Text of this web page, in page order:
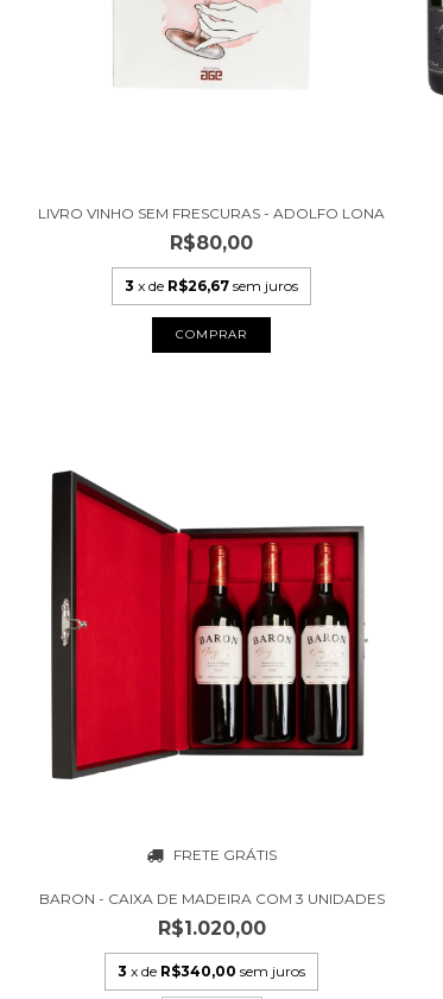
LIVRO VINHO SEM FRESCURAS - ADOLFO LONA
R$80,00
3 x de R$26,67 sem juros
FRETE GRÁTIS
BARON - CAIXA DE MADEIRA COM 3 UNIDADES
R$1.020,00
3 x de R$340,00 sem juros